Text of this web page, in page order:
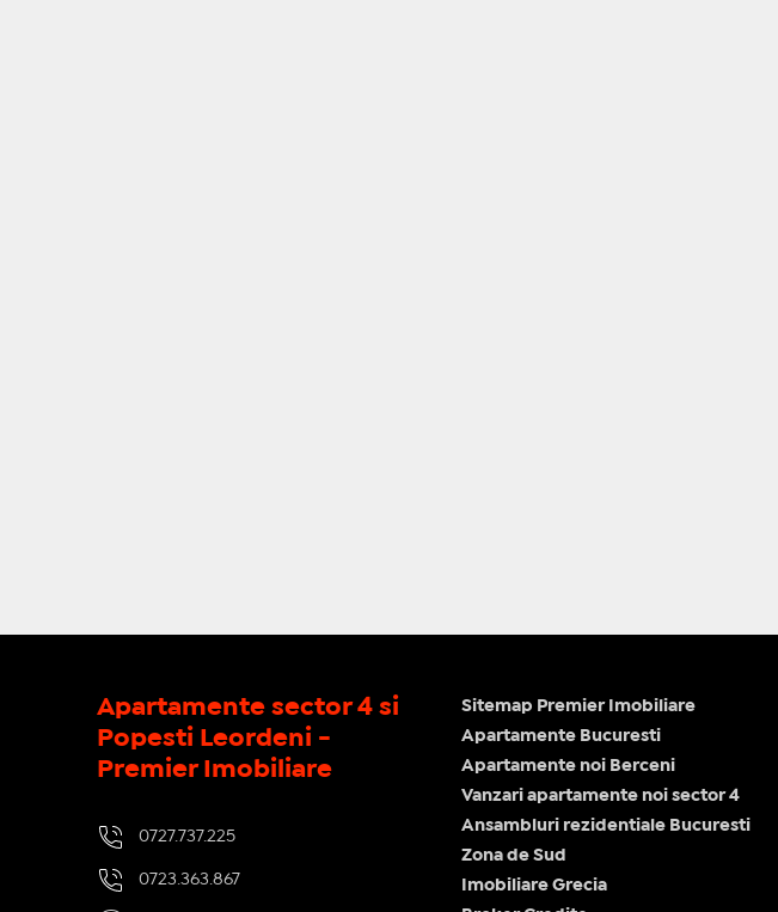
Apartamente sector 4 si
Popesti Leordeni -
Premier Imobiliare
0727.737.225
0723.363.867
Sitemap Premier Imobiliare
Apartamente Bucuresti
Apartamente noi Berceni
Vanzari apartamente noi sector 4
Ansambluri rezidentiale Bucuresti
Zona de Sud
Imobiliare Grecia